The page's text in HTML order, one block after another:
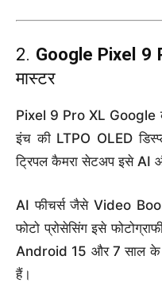
2. Google Pixel 9
मास्टर
Pixel 9 Pro XL Google
इंच की LTPO OLED
ट्रिपल कैमरा सेटअप इसे AI
AI फीचर्स जैसे Video
फोटो प्रोसेसिंग इसे
Android 15 और 7 साल के
हैं।